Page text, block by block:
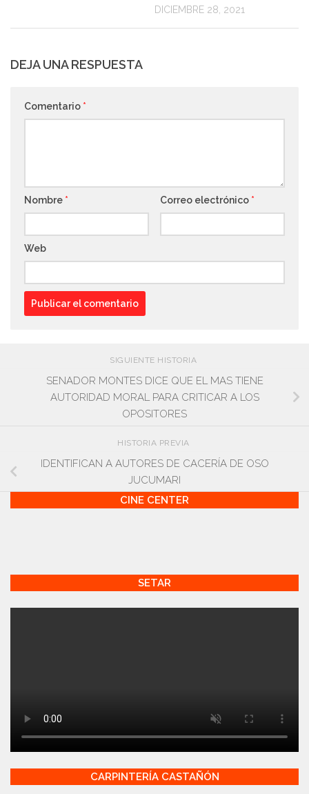
DICIEMBRE 28, 2021
DEJA UNA RESPUESTA
Comentario *
Nombre * Correo electrónico *
Web
SIGUIENTE HISTORIA
SENADOR MONTES DICE QUE EL MAS TIENE
AUTORIDAD MORAL PARA CRITICAR A LOS
OPOSITORES
HISTORIA PREVIA
IDENTIFICAN A AUTORES DE CACERÍA DE OSO
JUCUMARI
CINE CENTER
SETAR
CARPINTERÍA CASTAÑÓN